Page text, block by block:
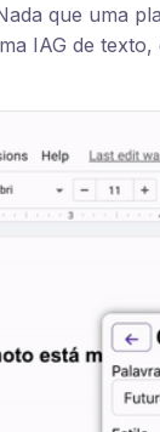
que uma
IAG de